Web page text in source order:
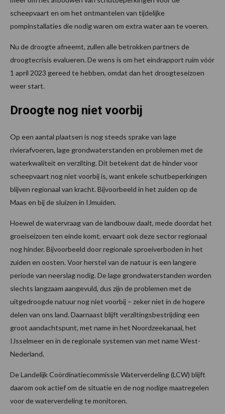
scheepvaart en om het ontmantelen van tijdelijke
pompinstallaties die nodig waren om extra water aan te voeren.
Nu de droogte afneemt, zullen alle betrokken partners de
droogtecrisis evalueren. De wens is om het eindrapport ruim vóór
1 april 2023 gereed te hebben, omdat dan het droogteseizoen
weer start.
Droogte nog niet voorbij
Op een aantal plaatsen is nog steeds sprake van lage
rivierafvoeren, lage grondwaterstanden en problemen met de
waterkwaliteit en verzilting. Dit betekent dat de hinder voor
scheepvaart nog niet voorbij is, want enkele schutbeperkingen
blijven regionaal van kracht. Bijvoorbeeld in het zuiden op de
Maas en bij de sluizen in IJmuiden.
Hoewel de watervraag van de landbouw daalt, mede doordat het
groeiseizoen ten einde komt, ervaart ook deze sector regionaal
nog hinder. Bijvoorbeeld door regionale sproeiverboden in het
zuiden en oosten. Voor herstel van de natuur is een langere
periode van neerslag nodig. De lage grondwaterstanden worden
slechts langzaam aangevuld, dus zijn de problemen met de
uitgedroogde natuur nog niet voorbij – zeker niet in de hogere
delen van ons land. Daarnaast blijft verziltingsbestrijding een
groot aandachtspunt, met name in het Noordzeekanaal, het
IJsselmeer en in de regionale systemen van met name West-
Nederland.
De Landelijk Coördinatiecommissie Waterverdeling (LCW) blijft
daarom ook actief om de situatie en de nog nodige maatregelen
voor de waterverdeling te monitoren.